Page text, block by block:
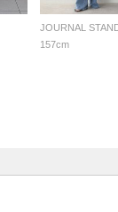
157cm